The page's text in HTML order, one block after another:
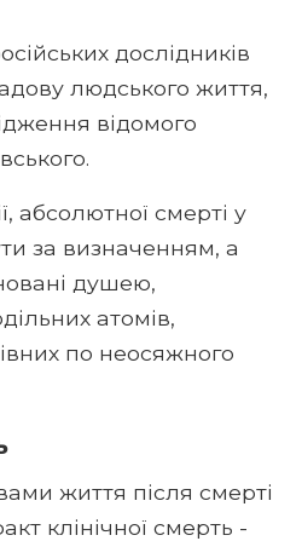
дослідників
людського життя,
відомого
абсолютної смерті у
за визначенням, а
душею,
атомів,
по неосяжного
життя після смерті
клінічної смерть -